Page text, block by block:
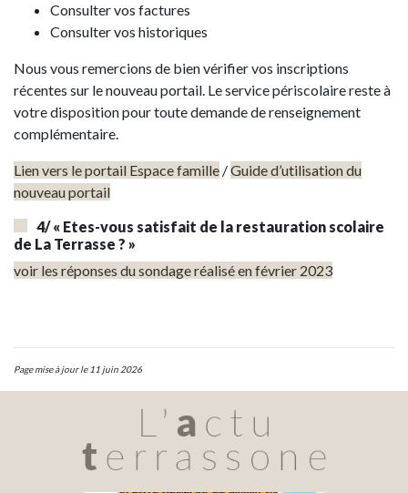
Consulter vos factures
Consulter vos historiques
Nous vous remercions de bien vérifier vos inscriptions
récentes sur le nouveau portail. Le service périscolaire reste à
votre disposition pour toute demande de renseignement
complémentaire.
Lien vers le portail Espace famille /Guide d’utilisation du
nouveau portail
4/ « Etes-vous satisfait de la restauration scolaire
de La Terrasse ? »
voir les réponses du sondage réalisé en février 2023
Page mise à jour le 11 juin 2026